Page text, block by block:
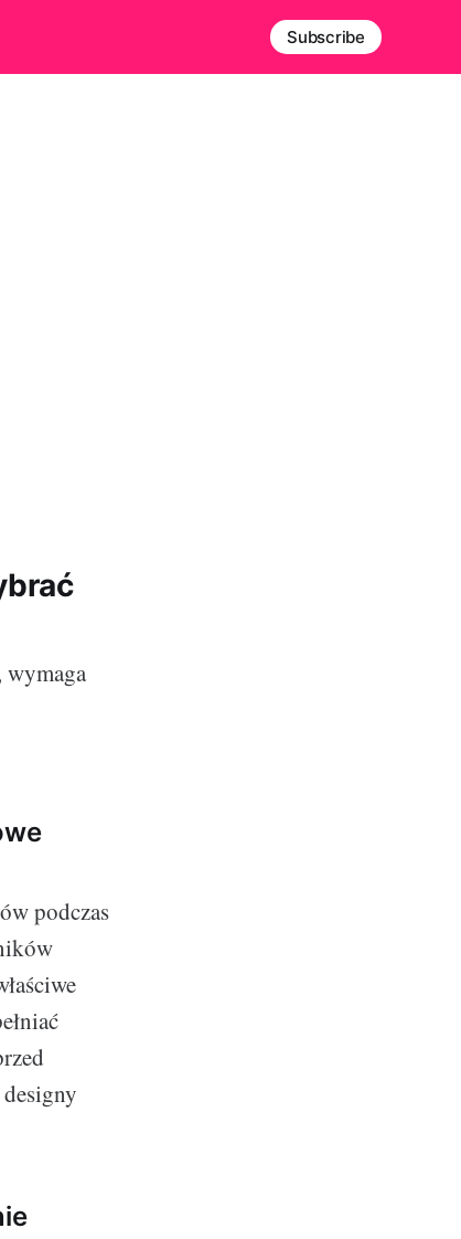
Subscribe
wymaga
podczas